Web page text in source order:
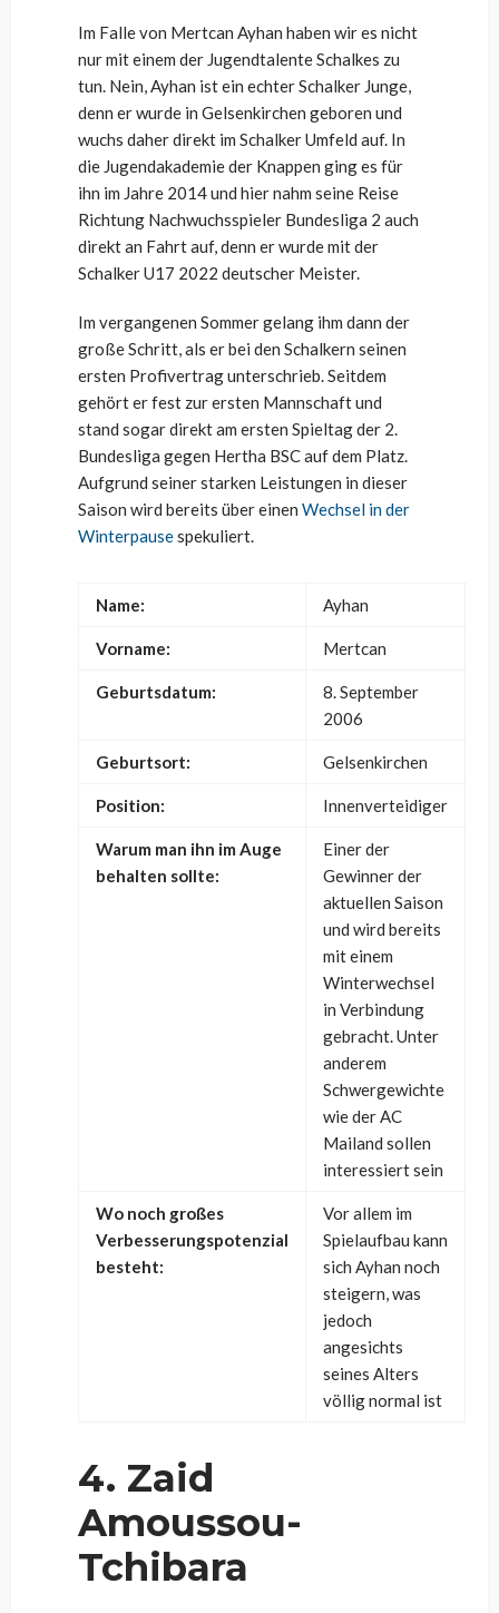
Im Falle von Mertcan Ayhan haben wir es nicht
nur mit einem der Jugendtalente Schalkes zu
tun. Nein, Ayhan ist ein echter Schalker Junge,
denn er wurde in Gelsenkirchen geboren und
wuchs daher direkt im Schalker Umfeld auf. In
die Jugendakademie der Knappen ging es für
ihn im Jahre 2014 und hier nahm seine Reise
Richtung Nachwuchsspieler Bundesliga 2 auch
direkt an Fahrt auf, denn er wurde mit der
Schalker U17 2022 deutscher Meister.
Im vergangenen Sommer gelang ihm dann der
große Schritt, als er bei den Schalkern seinen
ersten Profivertrag unterschrieb. Seitdem
gehört er fest zur ersten Mannschaft und
stand sogar direkt am ersten Spieltag der 2.
Bundesliga gegen Hertha BSC auf dem Platz.
Aufgrund seiner starken Leistungen in dieser
Saison wird bereits über einen Wechsel in der
Winterpausespekuliert.
Name: Ayhan
Vorname: Mertcan
Geburtsdatum:
8. September
2006
Geburtsort: Gelsenkirchen
Position: Innenverteidiger
Warum man ihn im Auge
behalten sollte:
Einer der
Gewinner der
aktuellen Saison
und wird bereits
mit einem
Winterwechsel
in Verbindung
gebracht. Unter
anderem
Schwergewichte
wie der AC
Mailand sollen
interessiert sein
Wo noch großes
Verbesserungspotenzial
besteht:
Vor allem im
Spielaufbau kann
sich Ayhan noch
steigern, was
jedoch
angesichts
seines Alters
völlig normal ist
4. Zaid
Amoussou-
Tchibara